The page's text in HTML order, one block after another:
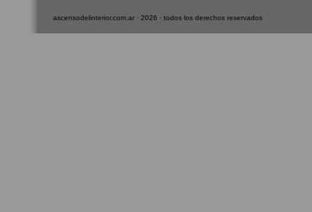
ascensodelinterior.com.ar · 2026 · todos los derechos reservados